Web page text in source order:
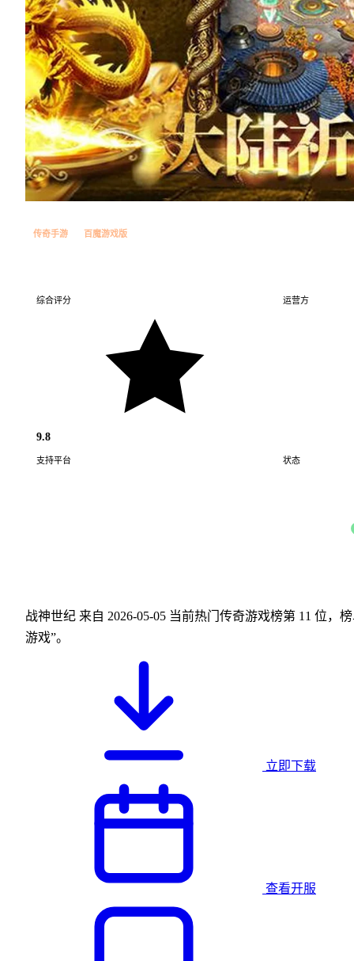
传奇手游 百魔游戏版
综合评分
9.8
运营方
支持平台 状态
战神世纪 来自 2026-05-05 当前热门传奇游戏榜第 11 位，
游戏”。
立即下载
查看开服